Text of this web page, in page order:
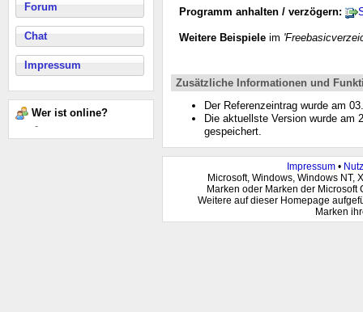
Forum
Chat
Impressum
Wer ist online?
-
Programm anhalten / verzögern:
Weitere Beispiele im
Zusätzliche Informationen und
Der Referenzeintrag wurde am
Die aktuellste Version wurde am
gespeichert.
Impressum•
Microsoft, Windows, Windows NT,
Marken oder Marken der
Weitere auf dieser Homepage
Marken